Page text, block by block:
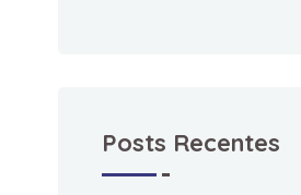
Posts Recentes